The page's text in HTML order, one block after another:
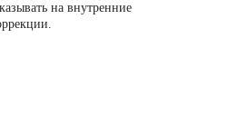
на внутренние